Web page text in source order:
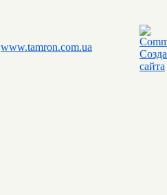
www.tamron.com.ua